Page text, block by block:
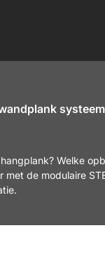
systeem
Welke
met de modulaire